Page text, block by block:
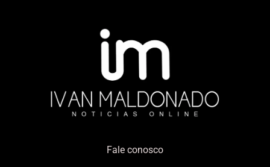
Fale conosco